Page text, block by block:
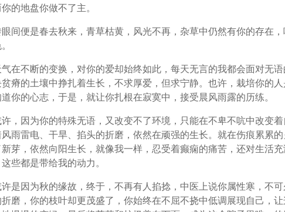
的地盘你做不了主。
眼间便是春去秋来，青草枯黄，风光不再，杂草中仍然有你的存在
气在不断的变换，对你的爱却始终如此，每天无言的我都会面对无
瘠的土壤中挣扎着生长，不求厚爱，但求宁静。也许，栽培你的
你的心志，于是，就让你扎根在寂寞中，接受晨风雨露的历练。
许，因为你的特殊无语，又改变不了环境，只能在不卑不吭中改变
风雨雷电、干旱、掐头的折磨，依然在顽强的生长。就在伤痕累累
新芽，依然向阳生长，就像我一样，忍受着癫痫的痛苦，还对生活
些都是带给我的动力。
许是因为秋的缘故，终于，不再有人掐捻，中医上说你属性寒，不
磨，你的枝叶却更茂盛了，你始终在不屈不挠中低调展现自己，